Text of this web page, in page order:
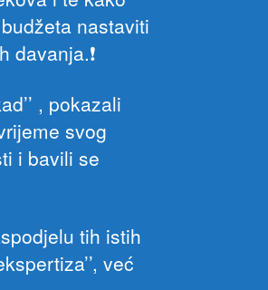
nastaviti
, pokazali
svog
i bavili se
tih istih
već